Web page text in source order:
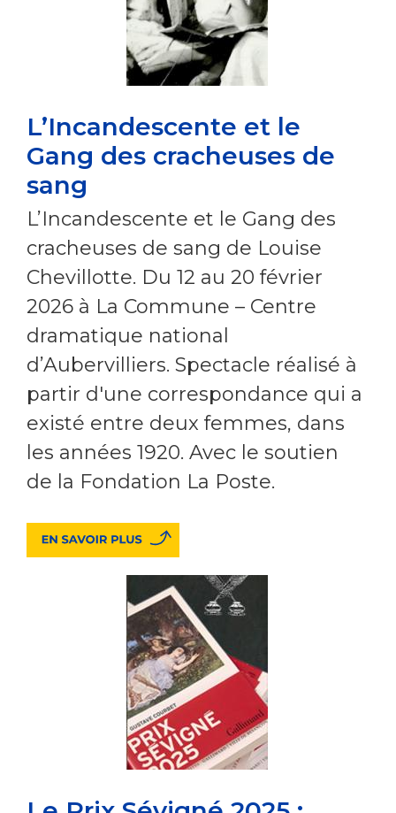
L’Incandescente et le
Gang des cracheuses de
sang
L’Incandescente et le Gang des
cracheuses de sang de Louise
Chevillotte. Du 12 au 20 février
2026 à La Commune – Centre
dramatique national
d’Aubervilliers. Spectacle réalisé à
partir d'une correspondance qui a
existé entre deux femmes, dans
les années 1920. Avec le soutien
de la Fondation La Poste.